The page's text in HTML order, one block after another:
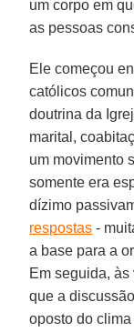
um corpo em
as pessoas
Ele começou
católicos
doutrina da
marital,
um movimento
somente era
dízimo
respostas -
a base para a
Em seguida,
que a
oposto do